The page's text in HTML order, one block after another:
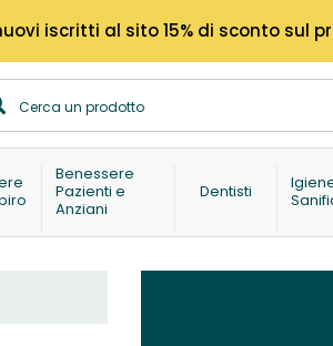
iscritti al sito 15% di sconto sul
Benessere
Pazienti e
Anziani
Dentisti